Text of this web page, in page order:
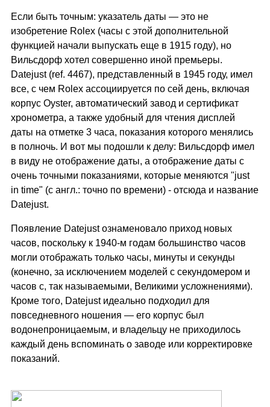
Если быть точным: указатель даты — это не
изобретение Rolex (часы с этой дополнительной
функцией начали выпускать еще в 1915 году), но
Вильсдорф хотел совершенно иной премьеры.
Datejust (ref. 4467), представленный в 1945 году, имел
все, с чем Rolex ассоциируется по сей день, включая
корпус Oyster, автоматический завод и сертификат
хронометра, а также удобный для чтения дисплей
даты на отметке 3 часа, показания которого менялись
в полночь. И вот мы подошли к делу: Вильсдорф имел
в виду не отображение даты, а отображение даты с
очень точными показаниями, которые меняются "just
in time" (с англ.: точно по времени) - отсюда и название
Datejust.
Появление Datejust ознаменовало приход новых
часов, поскольку к 1940-м годам большинство часов
могли отображать только часы, минуты и секунды
(конечно, за исключением моделей с секундомером и
часов с, так называемыми, Великими усложнениями).
Кроме того, Datejust идеально подходил для
повседневного ношения — его корпус был
водонепроницаемым, и владельцу не приходилось
каждый день вспоминать о заводе или корректировке
показаний.